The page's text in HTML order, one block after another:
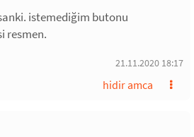
istemediğim butonu
resmen.
21.11.2020 18:17
hidir amca